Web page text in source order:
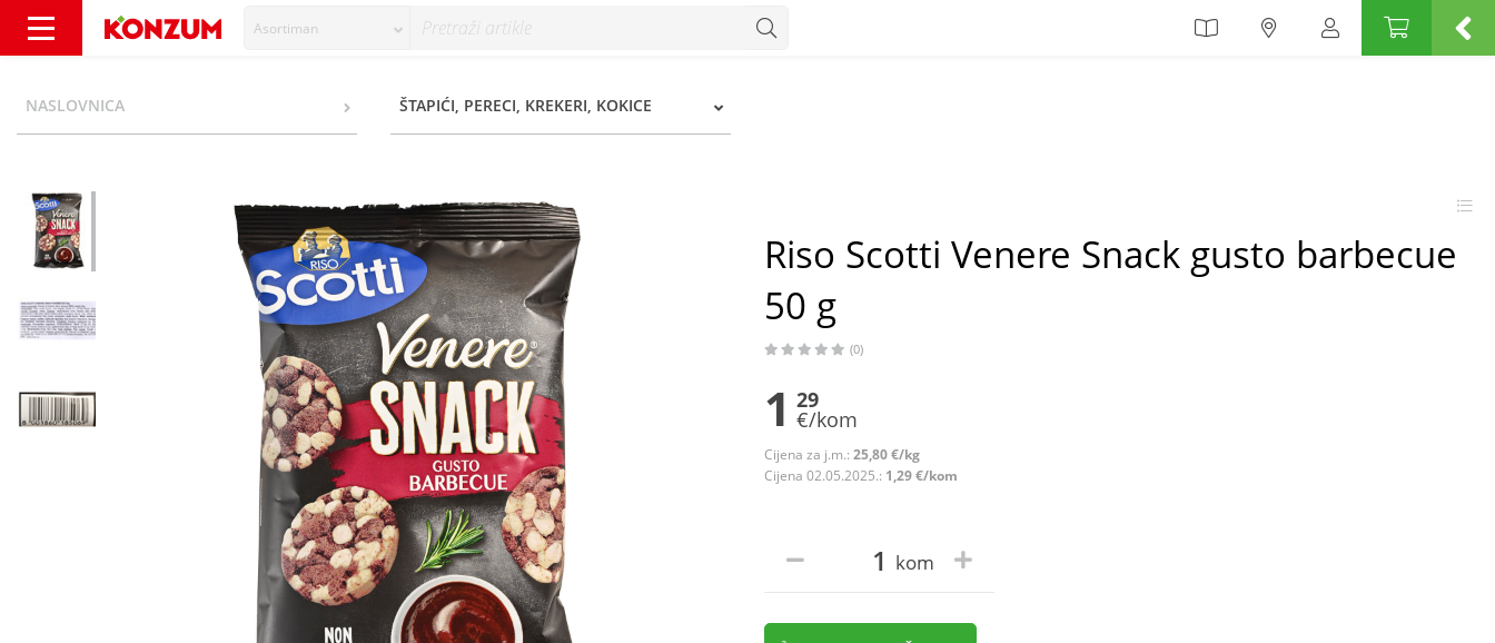
Asortiman
NASLOVNICA ŠTAPIĆI, PERECI, KREKERI, KOKICE
Riso Scotti Venere Snack gusto barbecue
50 g
(0)
1 29
€/kom
Cijena za j.m.: 25,80 €/kg
Cijena 02.05.2025.: 1,29 €/kom
kom